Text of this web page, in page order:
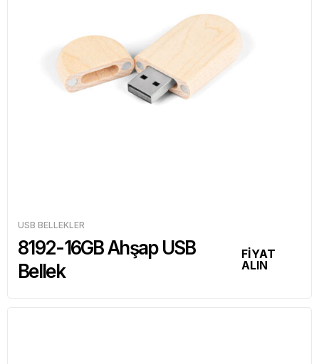
USB BELLEKLER
8192-16GB Ahşap USB
Bellek
FİYAT
ALIN